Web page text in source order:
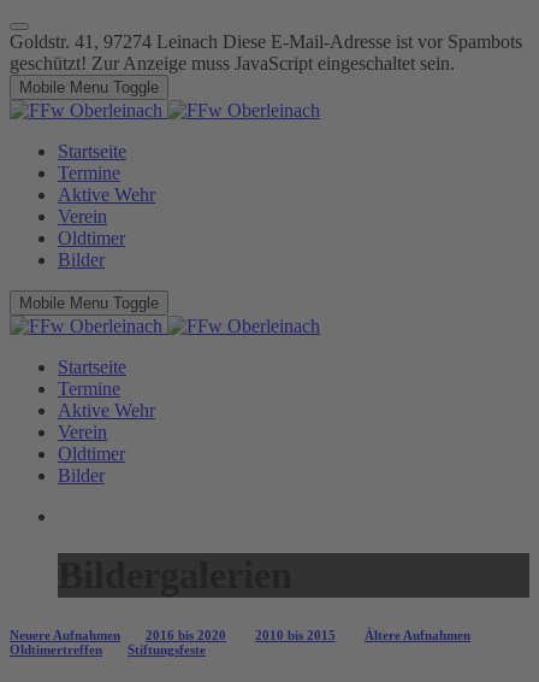
Goldstr. 41, 97274 Leinach Diese E-Mail-Adresse ist vor Spambots
geschützt! Zur Anzeige muss JavaScript eingeschaltet sein.
Mobile Menu Toggle
Startseite
Termine
Aktive Wehr
Verein
Oldtimer
Bilder
Mobile Menu Toggle
Startseite
Termine
Aktive Wehr
Verein
Oldtimer
Bilder
Neuere Aufnahmen 2016 bis 2020 2010 bis 2015
Ältere Aufnahmen
Oldtimertreffen
Stiftungsfeste